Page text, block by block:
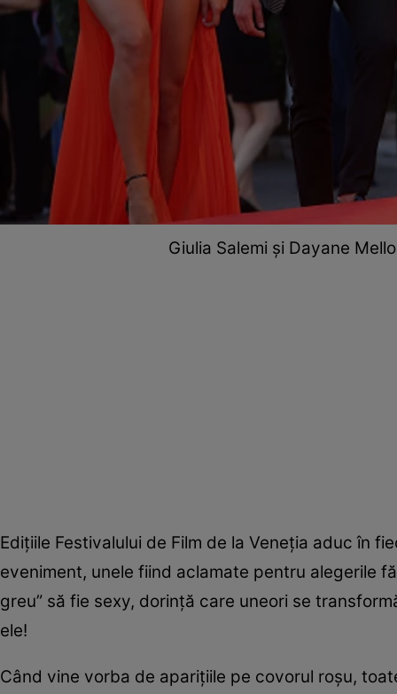
Giulia Salemi și Dayane
Edițiile Festivalului de Film de la Veneția aduc în
eveniment, unele fiind aclamate pentru alegerile
greu” să fie sexy, dorință care uneori se
ele!
Când vine vorba de aparițiile pe covorul roșu,